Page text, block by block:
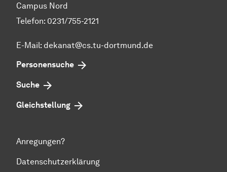
Campus Nord
Telefon: 0231/755-2121
E-Mail: dekanat@cs.tu-dortmund.de
Personensuche
Suche
Gleichstellung
Anregungen?
Datenschutzerklärung